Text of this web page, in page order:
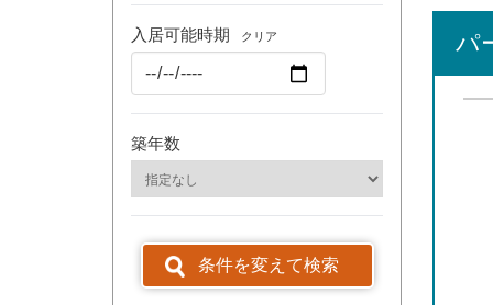
入居可能時期 クリア
築年数
条件を変えて検索
パ